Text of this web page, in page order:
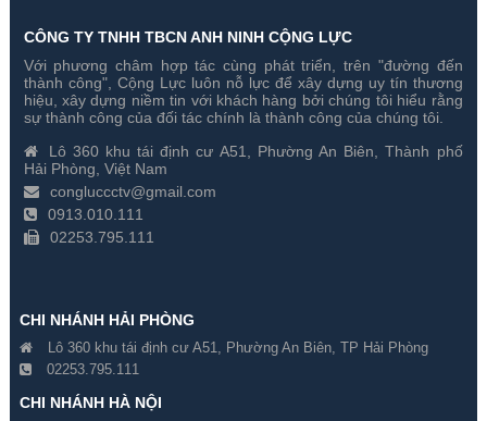
Đổi 5 Camera Hikvision 2
Megapixel Cũ Lấy Mới
Gía hãng : 7,600,000₫
7,500,000₫
Đổi 6 Camera Hikvision 2
Megapixel Cũ Lấy Mới
Gía hãng : 8,600,000₫
8,400,000₫
CÔNG TY TNHH TBCN ANH NINH CỘNG LỰC
Với phương châm hợp tác cùng phát triển, trên "đường đến
thành công", Cộng Lực luôn nỗ lực để xây dựng uy tín thương
hiệu, xây dựng niềm tin với khách hàng bởi chúng tôi hiểu rằng
sự thành công của đối tác chính là thành công của chúng tôi.
Lô 360 khu tái định cư A51, Phường An Biên, Thành phố
Hải Phòng, Việt Nam
congluccctv@gmail.com
0913.010.111
02253.795.111
CHI NHÁNH HẢI PHÒNG
Lô 360 khu tái định cư A51, Phường An Biên, TP Hải Phòng
02253.795.111
CHI NHÁNH HÀ NỘI